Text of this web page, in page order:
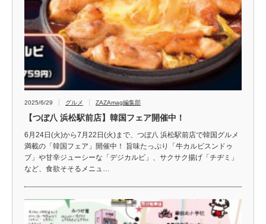
2025/6/29 グルメ ZAZAmag編集部
【つぼ八 浜松駅前店】韓国フェア開催中！
6月24日(火)から7月22日(火)まで、つぼ八 浜松駅前店で韓国グルメ
満載の「韓国フェア」開催中！ 旨味たっぷり「牛カルビスンドゥ
ブ」や甘辛ジューシーな「デジカルビ」、サクサク揚げ「チヂミ」
など、食欲そそるメニュ…